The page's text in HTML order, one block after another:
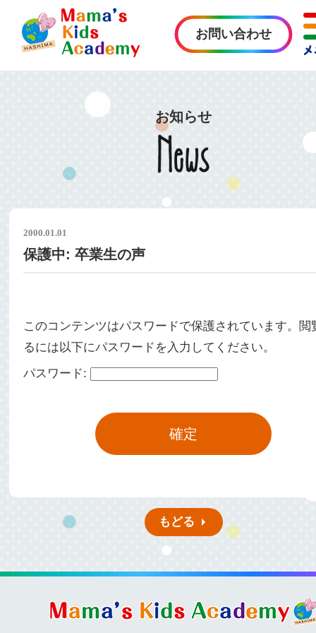
お問い合わせ
お知らせ
2000.01.01
保護中: 卒業生の声
このコンテンツはパスワードで保護されています。閲
るには以下にパスワードを入力してください。
パスワード:
もどる